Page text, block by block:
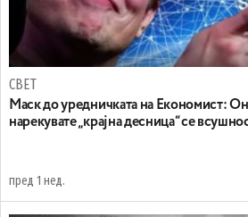
СВЕТ
Маск до уредничката на Економист:
нарекувате „крајна десница“ се
пред 1 нед.